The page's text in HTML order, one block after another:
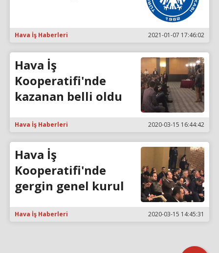
Hava İş Haberleri 2021-01-07 17:46:02
Hava İş
Kooperatifi'nde
kazanan belli oldu
Hava İş Haberleri 2020-03-15 16:44:42
Hava İş
Kooperatifi'nde
gergin genel kurul
Hava İş Haberleri 2020-03-15 14:45:31